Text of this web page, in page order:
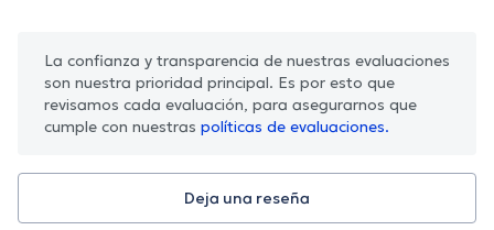
La confianza y transparencia de nuestras evaluaciones
son nuestra prioridad principal. Es por esto que
revisamos cada evaluación, para asegurarnos que
cumple con nuestras políticas de evaluaciones.
Deja una reseña